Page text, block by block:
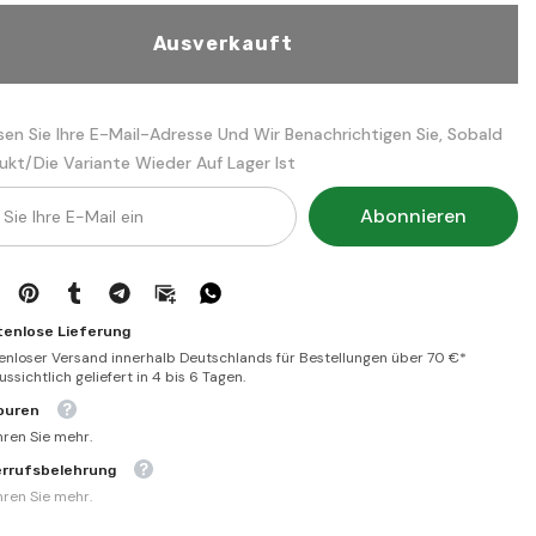
Ausverkauft
Sie Ihre E-Mail-Adresse Und Wir Benachrichtigen Sie, Sobald
die Variante Wieder Auf Lager Ist
Abonnieren
Lieferung
Versand innerhalb Deutschlands für Bestellungen über 70 €*
geliefert in 4 bis 6 Tagen.
Sie mehr.
Sie mehr.